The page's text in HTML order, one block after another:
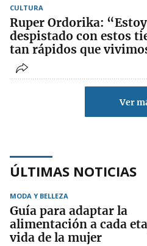
CULTURA
Ruper Ordorika:
despistado con estos
tan rápidos que
Ver
ÚLTIMAS NOTICIAS
MODA Y BELLEZA
Guía para adaptar la
alimentación a cada
vida de la mujer